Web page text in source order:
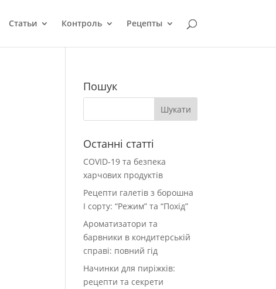
Статьи Контроль Рецепты
Пошук
Останні статті
COVID-19 та безпека
харчових продуктів
Рецепти галетів з борошна
І сорту: “Режим” та “Похід”
Ароматизатори та
барвники в кондитерській
справі: повний гід
Начинки для пиріжків:
рецепти та секрети